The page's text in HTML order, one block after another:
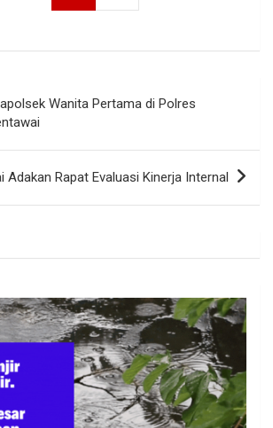
Wanita Pertama di Polres
Adakan Rapat Evaluasi Kinerja Internal